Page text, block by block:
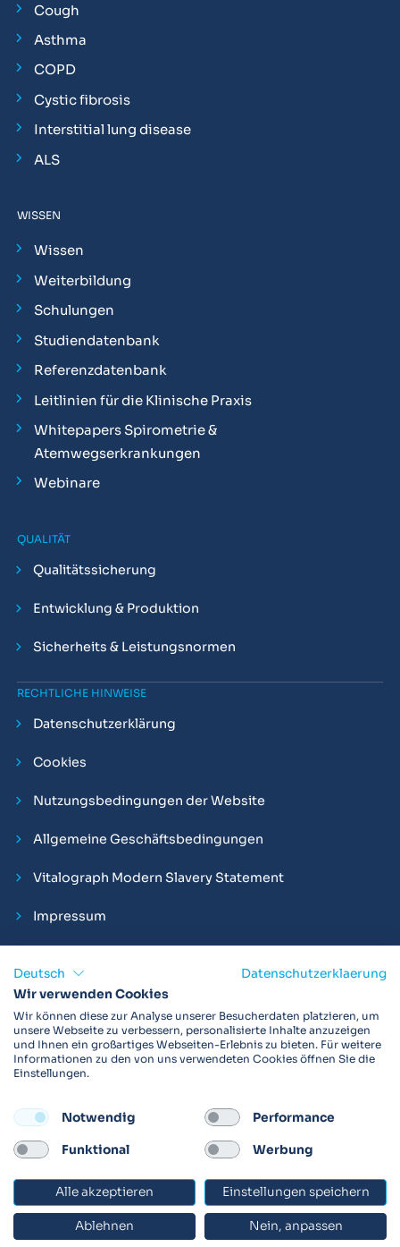
Cough
Asthma
COPD
Cystic fibrosis
Interstitial lung disease
ALS
WISSEN
Wissen
Weiterbildung
Schulungen
Studiendatenbank
Referenzdatenbank
Leitlinien für die Klinische Praxis
Whitepapers Spirometrie &
Atemwegserkrankungen
Webinare
QUALITÄT
Qualitätssicherung
Entwicklung & Produktion
Sicherheits & Leistungsnormen
RECHTLICHE HINWEISE
Datenschutzerklärung
Cookies
Nutzungsbedingungen der Website
Allgemeine Geschäftsbedingungen
Vitalograph Modern Slavery Statement
Impressum
Vitalograph ist ein internationaler Hersteller von Spirometern,
EKGs und Bakterien-Viren-Filtern zur sicheren
Lungenfunktionsdiagnostik. Darüber hinaus sind wir weltweit
als Technologie- und Service-Provider für klinische
FOLLOW
© 2026 Vitalograph
Deutsch
Datenschutzerklaerung
Wir verwenden Cookies
Wir können diese zur Analyse unserer Besucherdaten platzieren, um
unsere Webseite zu verbessern, personalisierte Inhalte anzuzeigen
und Ihnen ein großartiges Webseiten-Erlebnis zu bieten. Für weitere
Informationen zu den von uns verwendeten Cookies öffnen Sie die
Einstellungen.
Notwendig Performance
Funktional Werbung
Alle akzeptieren Einstellungen speichern
Ablehnen Nein, anpassen